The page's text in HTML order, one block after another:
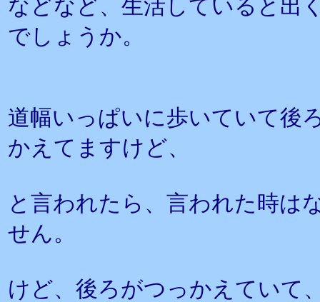
などなど、生活していると出
でしょうか。
道幅いっぱいに歩いていて後
かえてますけど、
と言われたら、言われた時は
せん。
けど、後ろがつっかえていて